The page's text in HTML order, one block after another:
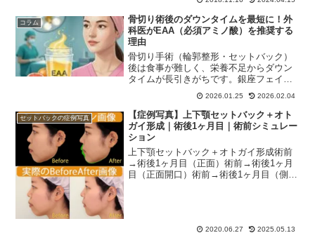
コラム
骨切り術後のダウンタイムを最短に！外
科医がEAA（必須アミノ酸）を推奨する
理由
骨切り手術（輪郭整形・セットバック）
後は食事が難しく、栄養不足からダウン
タイムが長引きがちです。銀座フェイス
クリニック院長が、自身のオペ中にも愛
用する「EAA（必須アミノ酸）」を活用
した、科学的で効率的な術後リカバリー
法を解説します。
2026.01.25 2026.02.04
セットバックの症例写真
【症例写真】上下顎セットバック＋オト
ガイ形成｜術後1ヶ月目｜術前シミュレー
ション
上下顎セットバック＋オトガイ形成術前
→術後1ヶ月目（正面）術前→術後1ヶ月
目（正面開口）術前→術後1ヶ月目（側
2020.06.27 2025.05.13